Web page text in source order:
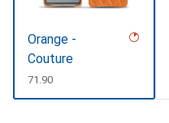
Orange -
Couture
CHF
71.90